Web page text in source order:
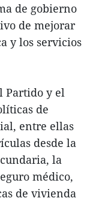
de gobierno
de mejorar
y los servicios
Partido y el
de
entre ellas
desde la
la
médico,
de vivienda